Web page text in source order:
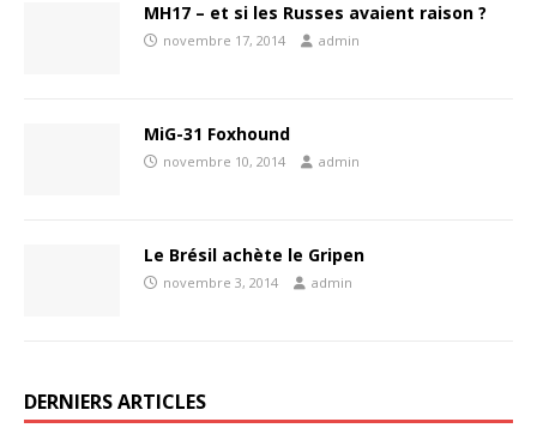
MH17 – et si les Russes avaient raison ?
novembre 17, 2014 admin
MiG-31 Foxhound
novembre 10, 2014 admin
Le Brésil achète le Gripen
novembre 3, 2014 admin
DERNIERS ARTICLES